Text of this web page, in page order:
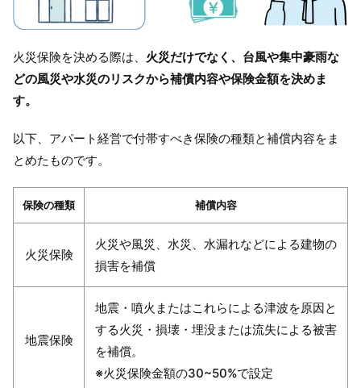
火災保険を決める際は、 火災だけでなく、台風や集中豪雨な
どの風災や水災のリスクから補償内容や保険金額を決めま
す。
以下、アパート経営で付帯すべき保険の種類と補償内容をま
とめたものです。
保険の種類 補償内容
火災保険
火災や風災、水災、水漏れなどによる建物の
損害を補償
地震保険
地震・噴火またはこれらによる津波を原因と
する火災・損壊・埋没または流失による被害
を補償。
※火災保険金額の30~50%で設定